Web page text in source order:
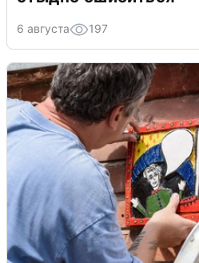
6 августа 197